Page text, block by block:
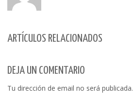
ARTÍCULOS RELACIONADOS
DEJA UN COMENTARIO
Tu dirección de email no será publicada.